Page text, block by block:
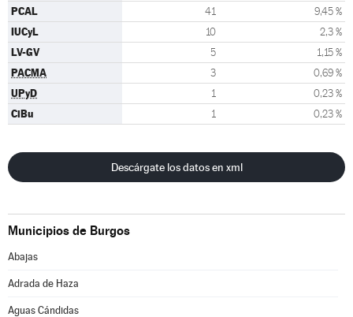
PCAL 41 9,45 %
IUCyL 10 2,3 %
LV-GV 5 1,15 %
PACMA 3 0,69 %
UPyD 1 0,23 %
CiBu 1 0,23 %
Descárgate los datos en xml
Municipios de Burgos
Abajas
Adrada de Haza
Aguas Cándidas